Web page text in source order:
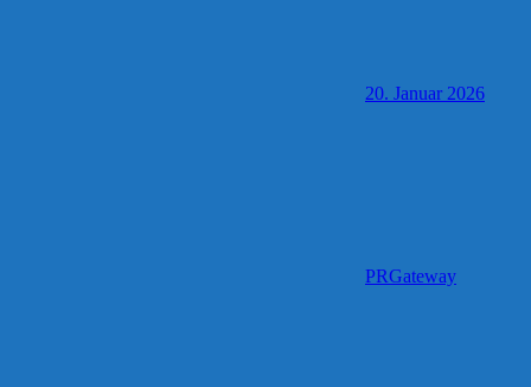
20. Januar 2026
PRGateway